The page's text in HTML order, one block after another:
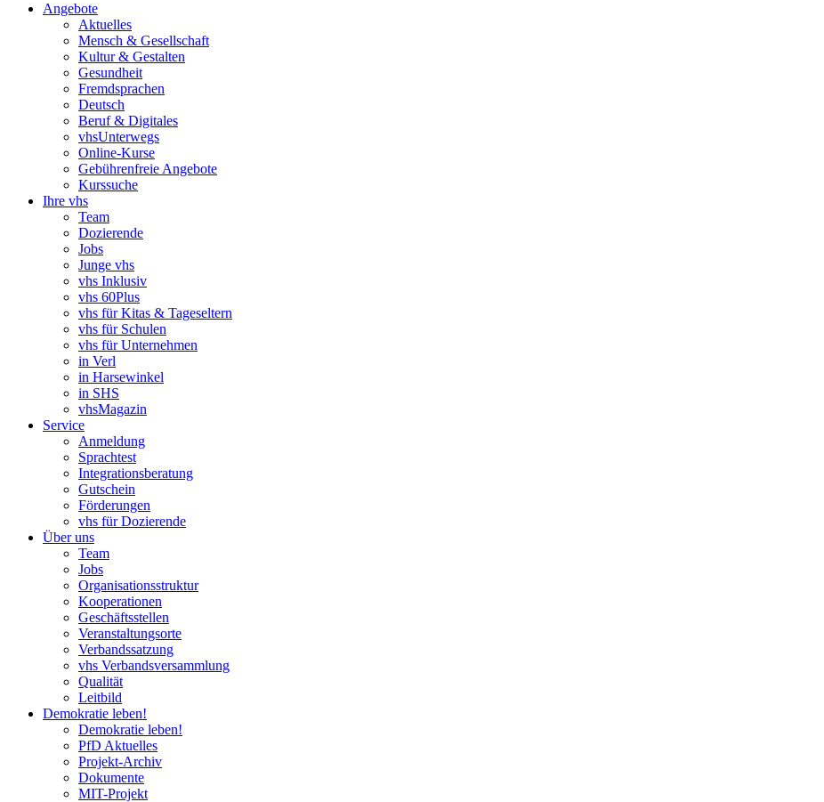
Angebote
Aktuelles
Mensch & Gesellschaft
Kultur & Gestalten
Gesundheit
Fremdsprachen
Deutsch
Beruf & Digitales
vhsUnterwegs
Online-Kurse
Gebührenfreie Angebote
Kurssuche
Ihre vhs
Team
Dozierende
Jobs
Junge vhs
vhs Inklusiv
vhs 60Plus
vhs für Kitas & Tageseltern
vhs für Schulen
vhs für Unternehmen
in Verl
in Harsewinkel
in SHS
vhsMagazin
Service
Anmeldung
Sprachtest
Integrationsberatung
Gutschein
Förderungen
vhs für Dozierende
Über uns
Team
Jobs
Organisationsstruktur
Kooperationen
Geschäftsstellen
Veranstaltungsorte
Verbandssatzung
vhs Verbandsversammlung
Qualität
Leitbild
Demokratie leben!
Demokratie leben!
PfD Aktuelles
Projekt-Archiv
Dokumente
MIT-Projekt